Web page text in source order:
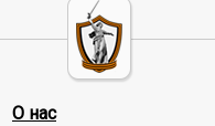
О нас